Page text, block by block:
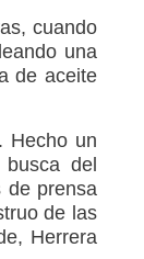
cuando
una
de aceite
Hecho un
del
de prensa
de las
Herrera